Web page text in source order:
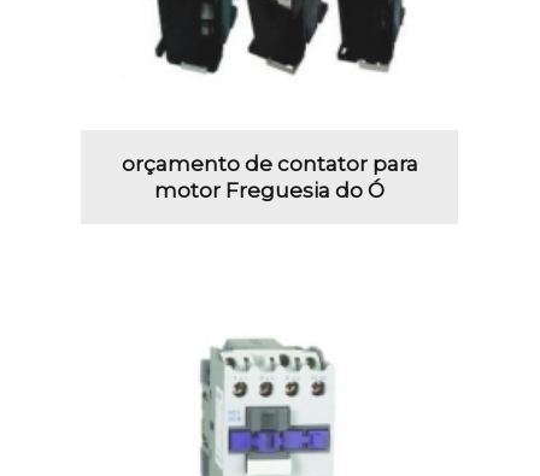
orçamento de contator para
motor Freguesia do Ó